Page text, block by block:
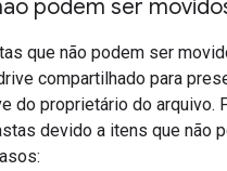
podem ser
que não podem ser
compartilhado para
do proprietário do arquivo.
devido a itens que não